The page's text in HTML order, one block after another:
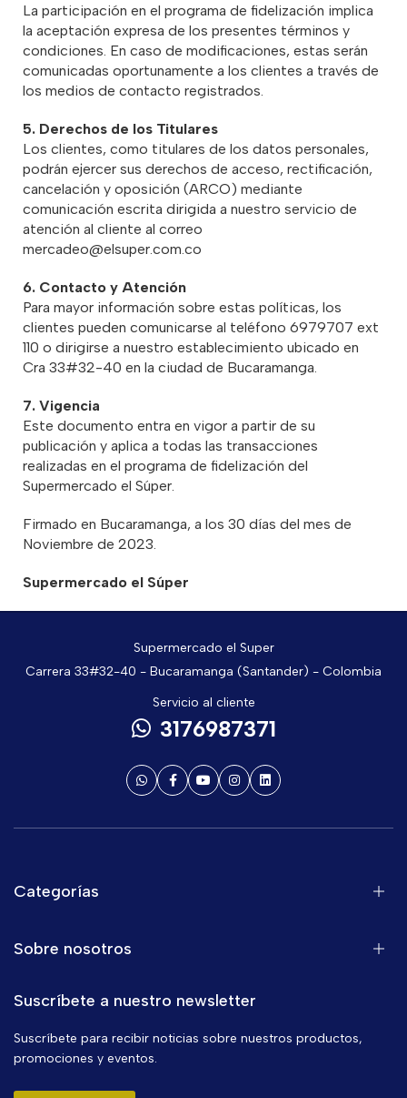
La participación en el programa de fidelización implica
la aceptación expresa de los presentes términos y
condiciones. En caso de modificaciones, estas serán
comunicadas oportunamente a los clientes a través de
los medios de contacto registrados.
5. Derechos de los Titulares
Los clientes, como titulares de los datos personales,
podrán ejercer sus derechos de acceso, rectificación,
cancelación y oposición (ARCO) mediante
comunicación escrita dirigida a nuestro servicio de
atención al cliente al correo
mercadeo@elsuper.com.co
6. Contacto y Atención
Para mayor información sobre estas políticas, los
clientes pueden comunicarse al teléfono 6979707 ext
110 o dirigirse a nuestro establecimiento ubicado en
Cra 33#32-40 en la ciudad de Bucaramanga.
7. Vigencia
Este documento entra en vigor a partir de su
publicación y aplica a todas las transacciones
realizadas en el programa de fidelización del
Supermercado el Súper.
Firmado en Bucaramanga, a los 30 días del mes de
Noviembre de 2023.
Supermercado el Súper
Supermercado el Super
Carrera 33#32-40 - Bucaramanga (Santander) - Colombia
Servicio al cliente
3176987371
Categorías
Sobre nosotros
Suscríbete a nuestro newsletter
Suscríbete para recibir noticias sobre nuestros productos,
promociones y eventos.